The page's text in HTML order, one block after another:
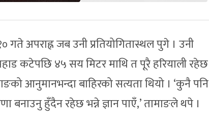
गते अपराह्न जब उनी प्रतियोगितास्थल पुगे । उनी
कटेपछि ४५ सय मिटर माथि त पूरै हरियाली रहेछ
आनुमानभन्दा बाहिरको सत्यता थियो । ‘कुनै पनि
बनाउनु हुँदैन रहेछ भन्ने ज्ञान पाएँ,’ तामाङले थपे ।